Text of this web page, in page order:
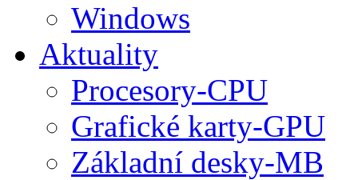
Windows
Aktuality
Procesory-CPU
Grafické karty-GPU
Základní desky-MB